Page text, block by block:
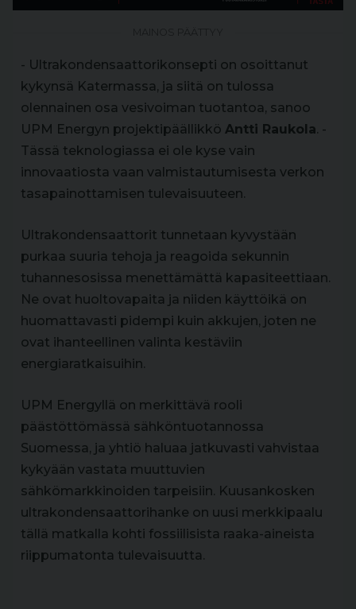
- Ultrakondensaattorikonsepti on osoittanut
kykynsä Katermassa, ja siitä on tulossa
olennainen osa vesivoiman tuotantoa, sanoo
UPM Energyn projektipäällikkö Antti Raukola. -
Tässä teknologiassa ei ole kyse vain
innovaatiosta vaan valmistautumisesta verkon
tasapainottamisen tulevaisuuteen.
Ultrakondensaattorit tunnetaan kyvystään
purkaa suuria tehoja ja reagoida sekunnin
tuhannesosissa menettämättä kapasiteettiaan.
Ne ovat huoltovapaita ja niiden käyttöikä on
huomattavasti pidempi kuin akkujen, joten ne
ovat ihanteellinen valinta kestäviin
energiaratkaisuihin.
UPM Energyllä on merkittävä rooli
päästöttömässä sähköntuotannossa
Suomessa, ja yhtiö haluaa jatkuvasti vahvistaa
kykyään vastata muuttuvien
sähkömarkkinoiden tarpeisiin. Kuusankosken
ultrakondensaattorihanke on uusi merkkipaalu
tällä matkalla kohti fossiilisista raaka-aineista
riippumatonta tulevaisuutta.